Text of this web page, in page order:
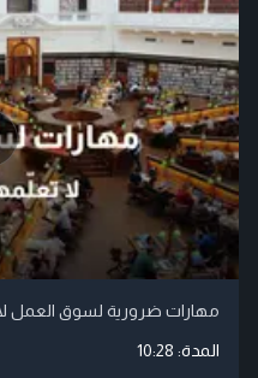
مهارات ضرورية لسوق العمل
المدة: 10:28